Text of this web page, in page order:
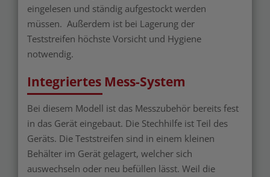
eingelesen und ständig aufgestockt werden
müssen. Außerdem ist bei Lagerung der
Teststreifen höchste Vorsicht und Hygiene
notwendig.
Integriertes Mess-System
Bei diesem Modell ist das Messzubehör bereits fest
in das Gerät eingebaut. Die Stechhilfe ist Teil des
Geräts. Die Teststreifen sind in einem kleinen
Behälter im Gerät gelagert, welcher sich
auswechseln oder neu befüllen lässt. Weil die